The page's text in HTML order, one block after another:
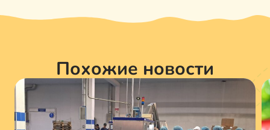
Похожие новости